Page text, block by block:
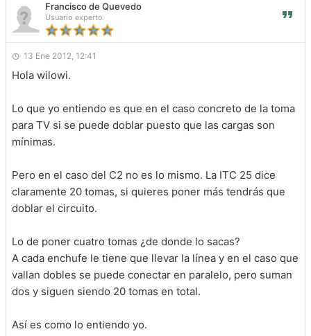
Francisco de Quevedo
Usuario experto
13 Ene 2012, 12:41
Hola wilowi.
Lo que yo entiendo es que en el caso concreto de la toma
para TV si se puede doblar puesto que las cargas son
mínimas.
Pero en el caso del C2 no es lo mismo. La ITC 25 dice
claramente 20 tomas, si quieres poner más tendrás que
doblar el circuito.
Lo de poner cuatro tomas ¿de donde lo sacas?
A cada enchufe le tiene que llevar la línea y en el caso que
vallan dobles se puede conectar en paralelo, pero suman
dos y siguen siendo 20 tomas en total.
Así es como lo entiendo yo.